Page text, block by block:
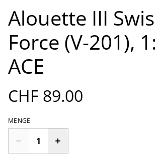
Alouette III
Force (V-201),
ACE
CHF 89.00
MENGE